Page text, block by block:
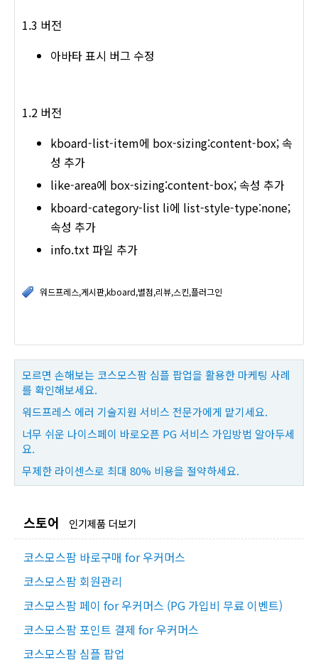
1.3 버전
아바타 표시 버그 수정
1.2 버전
kboard-list-item에 box-sizing:content-box; 속
성 추가
like-area에 box-sizing:content-box; 속성 추가
kboard-category-list li에 list-style-type:none;
속성 추가
info.txt 파일 추가
워드프레스,게시판,kboard,별점,리뷰,스킨,플러그인
모르면 손해보는 코스모스팜 심플 팝업을 활용한 마케팅 사례
를 확인해보세요.
워드프레스 에러 기술지원 서비스 전문가에게 맡기세요.
너무 쉬운 나이스페이 바로오픈 PG 서비스 가입방법 알아두세
요.
무제한 라이센스로 최대 80% 비용을 절약하세요.
스토어 인기제품 더보기
코스모스팜 바로구매 for 우커머스
코스모스팜 회원관리
코스모스팜 페이 for 우커머스 (PG 가입비 무료 이벤트)
코스모스팜 포인트 결제 for 우커머스
코스모스팜 심플 팝업